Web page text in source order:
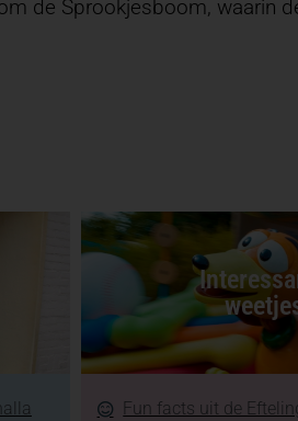
de Sprookjesboom, waarin
Fun facts uit de